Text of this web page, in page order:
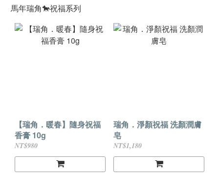
馬年瑞角🐎祝福系列
【瑞角．暖春】隨身祝福
香膏 10g
NT$980
瑞角．淨顏祝福 洗顏潤膚
皂
NT$1,180